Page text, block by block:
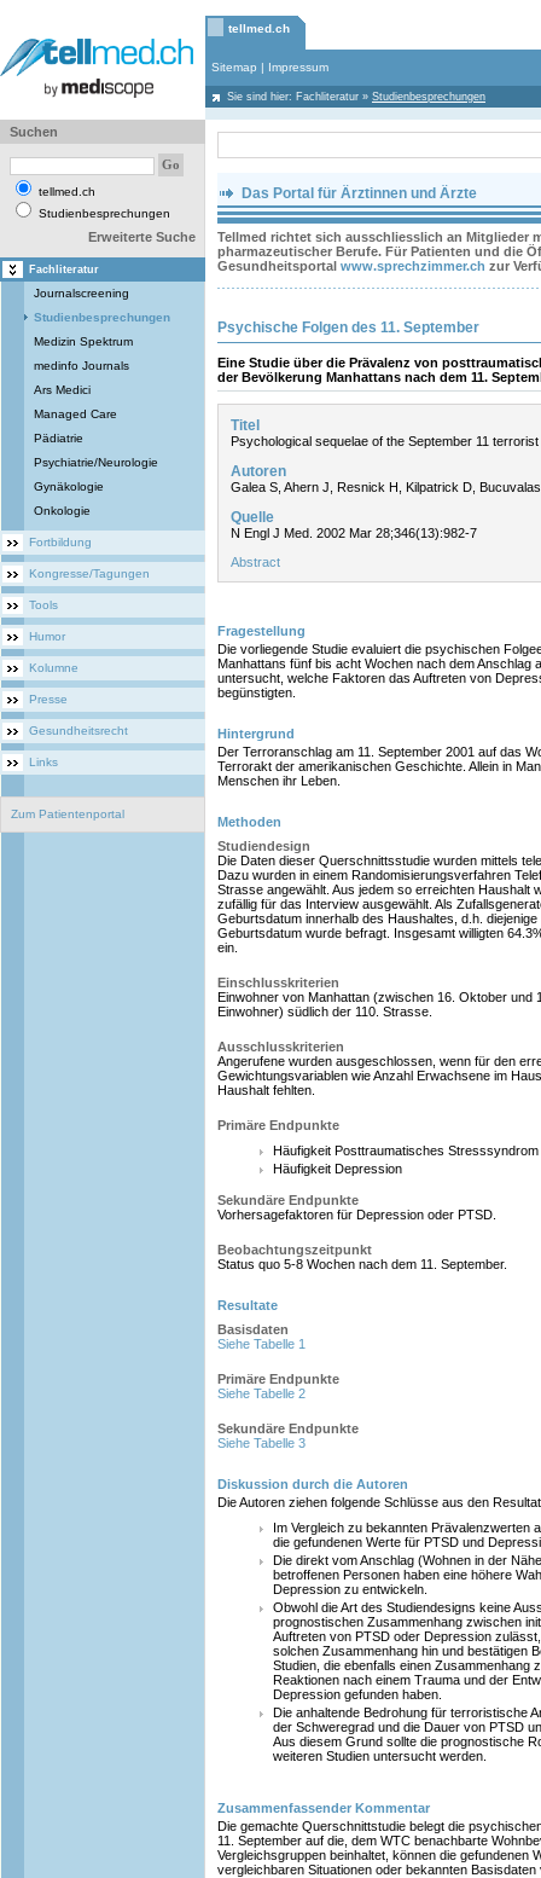
tellmed.ch
Sitemap | Impressum
Sie sind hier: Fachliteratur » Studienbesprechungen
Suchen
tellmed.ch
Studienbesprechungen
Erweiterte Suche
Fachliteratur
Journalscreening
Studienbesprechungen
Medizin Spektrum
medinfo Journals
Ars Medici
Managed Care
Pädiatrie
Psychiatrie/Neurologie
Gynäkologie
Onkologie
Fortbildung
Kongresse/Tagungen
Tools
Humor
Kolumne
Presse
Gesundheitsrecht
Links
Zum Patientenportal
Das Portal für Ärztinnen und Ärzte
Tellmed richtet sich ausschliesslich an Mitglieder
pharmazeutischer Berufe. Für Patienten und die
Gesundheitsportal www.sprechzimmer.ch zur
Psychische Folgen des 11. September
Eine Studie über die Prävalenz von
der Bevölkerung Manhattans nach dem 11.
Titel
Psychological sequelae of the September 11
Autoren
Galea S, Ahern J, Resnick H, Kilpatrick D,
Quelle
N Engl J Med. 2002 Mar 28;346(13):982-7
Abstract
Fragestellung
Die vorliegende Studie evaluiert die psychischen
Manhattans fünf bis acht Wochen nach dem Anschlag
untersucht, welche Faktoren das Auftreten von
begünstigten.
Hintergrund
Der Terroranschlag am 11. September 2001 auf das
Terrorakt der amerikanischen Geschichte. Allein in
Menschen ihr Leben.
Methoden
Studiendesign
Die Daten dieser Querschnittsstudie wurden mittels
Dazu wurden in einem Randomisierungsverfahren
Strasse angewählt. Aus jedem so erreichten Haushalt
zufällig für das Interview ausgewählt. Als
Geburtsdatum innerhalb des Haushaltes, d.h.
Geburtsdatum wurde befragt. Insgesamt willigten
ein.
Einschlusskriterien
Einwohner von Manhattan (zwischen 16. Oktober und
Einwohner) südlich der 110. Strasse.
Ausschlusskriterien
Angerufene wurden ausgeschlossen, wenn für den
Gewichtungsvariablen wie Anzahl Erwachsene im
Haushalt fehlten.
Primäre Endpunkte
Häufigkeit Posttraumatisches
Häufigkeit Depression
Sekundäre Endpunkte
Vorhersagefaktoren für Depression oder PTSD.
Beobachtungszeitpunkt
Status quo 5-8 Wochen nach dem 11. September.
Resultate
Basisdaten
Siehe Tabelle 1
Primäre Endpunkte
Siehe Tabelle 2
Sekundäre Endpunkte
Siehe Tabelle 3
Diskussion durch die Autoren
Die Autoren ziehen folgende Schlüsse aus den
Im Vergleich zu bekannten Prävalenzwerten
die gefundenen Werte für PTSD und
Die direkt vom Anschlag (Wohnen in der
betroffenen Personen haben eine höhere
Depression zu entwickeln.
Obwohl die Art des Studiendesigns keine
prognostischen Zusammenhang zwischen
Auftreten von PTSD oder Depression
solchen Zusammenhang hin und bestätigen
Studien, die ebenfalls einen Zusammenhang
Reaktionen nach einem Trauma und der
Depression gefunden haben.
Die anhaltende Bedrohung für terroristische
der Schweregrad und die Dauer von PTSD
Aus diesem Grund sollte die prognostische
weiteren Studien untersucht werden.
Zusammenfassender Kommentar
Die gemachte Querschnittstudie belegt die
11. September auf die, dem WTC benachbarte
Vergleichsgruppen beinhaltet, können die gefundenen
vergleichbaren Situationen oder bekannten